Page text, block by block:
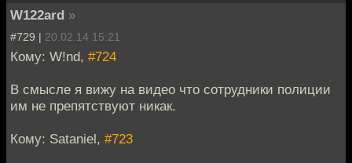
W122ard »
#729 | 20.02.14 15:21
Кому: W!nd, #724
В смысле я вижу на видео что сотрудники полиции
им не препятствуют никак.
Кому: Sataniel, #723